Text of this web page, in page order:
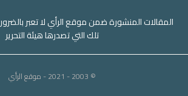
المقالات المنشورة ضمن موقع الرأي لا تعبر
تلك التي تصدرها هيئة التحرير
© 2003 - 2021 - موقع الرأي